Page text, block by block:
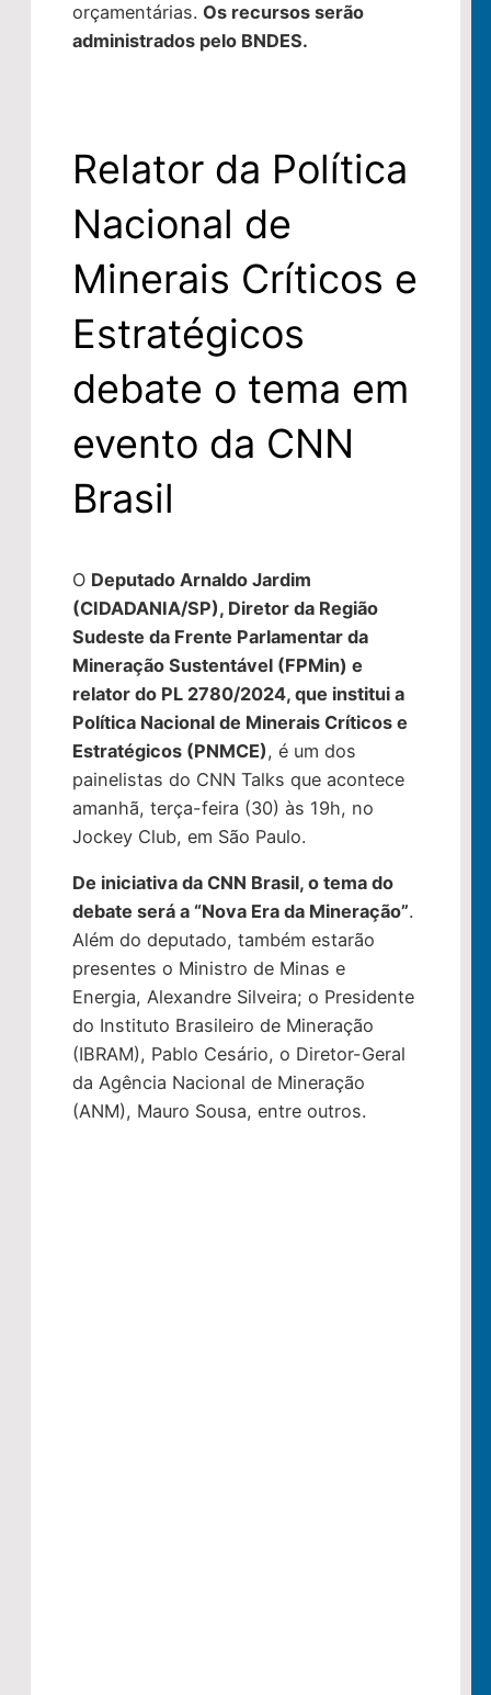
orçamentárias. Os recursos serão
administrados pelo BNDES.
Relator da Política
Nacional de
Minerais Críticos e
Estratégicos
debate o tema em
evento da CNN
Brasil
O Deputado Arnaldo Jardim
(CIDADANIA/SP), Diretor da Região
Sudeste da Frente Parlamentar da
Mineração Sustentável (FPMin) e
relator do PL 2780/2024, que institui a
Política Nacional de Minerais Críticos e
Estratégicos (PNMCE), é um dos
painelistas do CNN Talks que acontece
amanhã, terça-feira (30) às 19h, no
Jockey Club, em São Paulo.
De iniciativa da CNN Brasil, o tema do
debate será a “Nova Era da Mineração”.
Além do deputado, também estarão
presentes o Ministro de Minas e
Energia, Alexandre Silveira; o Presidente
do Instituto Brasileiro de Mineração
(IBRAM), Pablo Cesário, o Diretor-Geral
da Agência Nacional de Mineração
(ANM), Mauro Sousa, entre outros.